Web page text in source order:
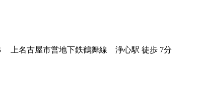
上名古屋市営地下鉄鶴舞線 浄心駅 徒歩 7分